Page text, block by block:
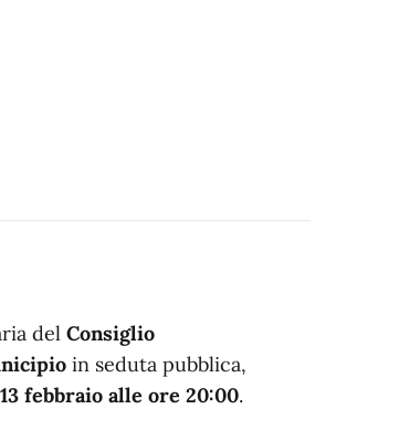
del Consiglio
in seduta pubblica,
febbraio alle ore 20:00.